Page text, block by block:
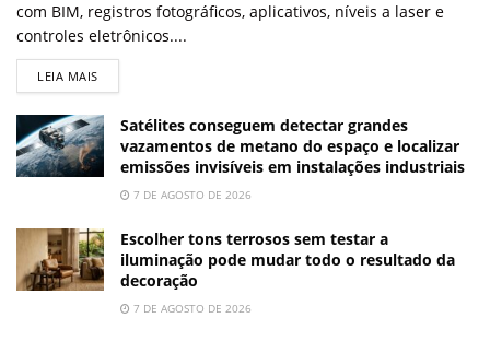
com BIM, registros fotográficos, aplicativos, níveis a laser e
controles eletrônicos....
LEIA MAIS
Satélites conseguem detectar grandes
vazamentos de metano do espaço e localizar
emissões invisíveis em instalações industriais
7 DE AGOSTO DE 2026
Escolher tons terrosos sem testar a
iluminação pode mudar todo o resultado da
decoração
7 DE AGOSTO DE 2026